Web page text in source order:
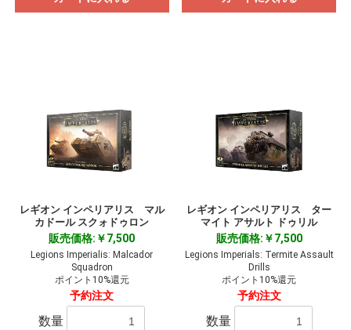
レギオン インペリアリス マル
カドール スクォドゥロン
販売価格:￥7,500
Legions Imperialis: Malcador
Squadron
ポイント10%還元
予約注文
数量
レギオン インペリアリス ター
マイト アサルト ドゥリル
販売価格:￥7,500
Legions Imperials: Termite Assault
Drills
ポイント10%還元
予約注文
数量